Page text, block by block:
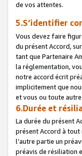
de vos attentes.
5.S’identifier
Vous devez faire
du présent Accord,
tant que Partenaire
la réglementation,
notre accord écrit
implicitement que
et vous ou toute
6.Durée et
La durée du présent
présent Accord à tout
l’autre partie un
préavis de résiliation